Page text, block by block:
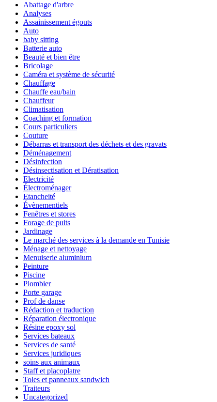
Abattage d'arbre
Analyses
Assainissement égouts
Auto
baby sitting
Batterie auto
Beauté et bien être
Bricolage
Caméra et système de sécurité
Chauffage
Chauffe eau/bain
Chauffeur
Climatisation
Coaching et formation
Cours particuliers
Couture
Débarras et transport des déchets et des gravats
Déménagement
Désinfection
Désinsectisation et Dératisation
Electricité
Électroménager
Etancheité
Évènementiels
Fenêtres et stores
Forage de puits
Jardinage
Le marché des services à la demande en Tunisie
Ménage et nettoyage
Menuiserie aluminium
Peinture
Piscine
Plombier
Porte garage
Prof de danse
Rédaction et traduction
Réparation électronique
Résine epoxy sol
Services bateaux
Services de santé
Services juridiques
soins aux animaux
Staff et placoplatre
Toles et panneaux sandwich
Traiteurs
Uncategorized